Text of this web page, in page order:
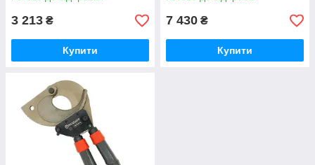
3 213 ₴
Купити
7 430 ₴
Купити